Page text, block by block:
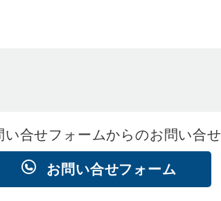
い合せフォームからのお問い合せ
お問い合せフォーム